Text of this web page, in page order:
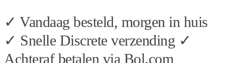
✓ Vandaag besteld, morgen in huis
✓ Snelle Discrete verzending ✓
Achteraf betalen via Bol.com